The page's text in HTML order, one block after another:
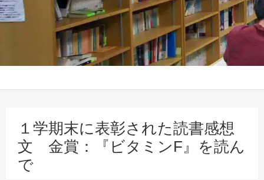
１学期末に表彰された読書感想
文 金賞：『ビタミンF』を読ん
で